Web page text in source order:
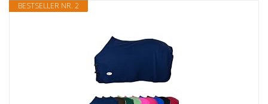
BESTSELLER NR. 2